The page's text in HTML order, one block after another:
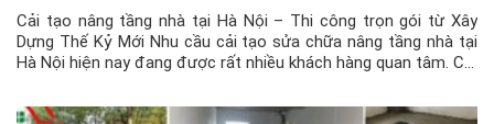
Cải tạo nâng tầng nhà tại Hà Nội – Thi công trọn gói từ Xây
Dựng Thế Kỷ Mới Nhu cầu cải tạo sửa chữa nâng tầng nhà tại
Hà Nội hiện nay đang được rất nhiều khách hàng quan tâm. Cơi
[…]